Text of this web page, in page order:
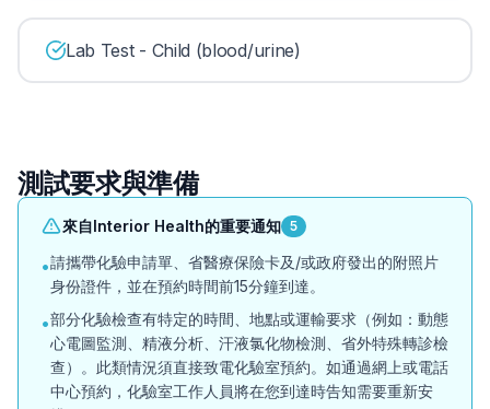
Lab Test - Child (blood/urine)
測試要求與準備
來自Interior Health的重要通知 5
•請攜帶化驗申請單、省醫療保險卡及/或政府發出的附照片
身份證件，並在預約時間前15分鐘到達。
•部分化驗檢查有特定的時間、地點或運輸要求（例如：動態
心電圖監測、精液分析、汗液氯化物檢測、省外特殊轉診檢
查）。此類情況須直接致電化驗室預約。如通過網上或電話
中心預約，化驗室工作人員將在您到達時告知需要重新安